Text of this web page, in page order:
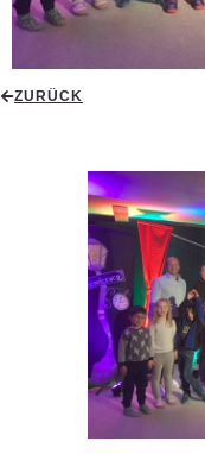
ZURÜCK